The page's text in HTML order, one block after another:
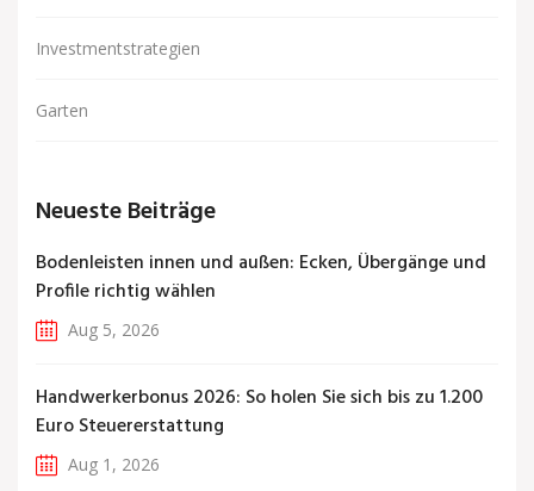
Investmentstrategien
Garten
Neueste Beiträge
Bodenleisten innen und außen: Ecken, Übergänge und
Profile richtig wählen
Aug 5, 2026
Handwerkerbonus 2026: So holen Sie sich bis zu 1.200
Euro Steuererstattung
Aug 1, 2026